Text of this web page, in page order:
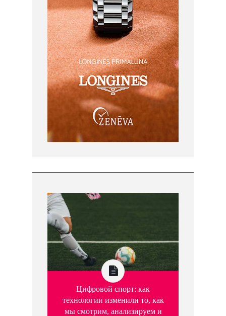
Цифровой спорт: как
технологии изменили то, как
мы смотрим, анализируем и